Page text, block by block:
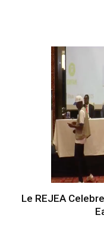
Le REJEA